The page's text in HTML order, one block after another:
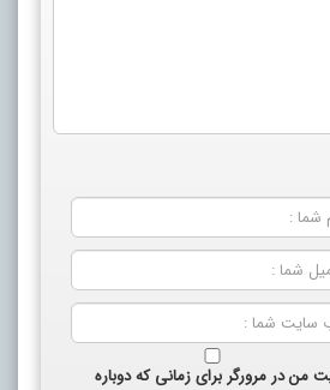
من در مرورگر برای زمانی که دوباره